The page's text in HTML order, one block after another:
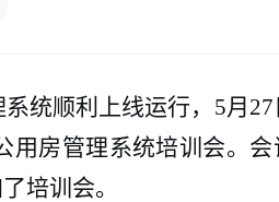
统顺利上线运行，5月27
用房管理系统培训会。会
培训会。